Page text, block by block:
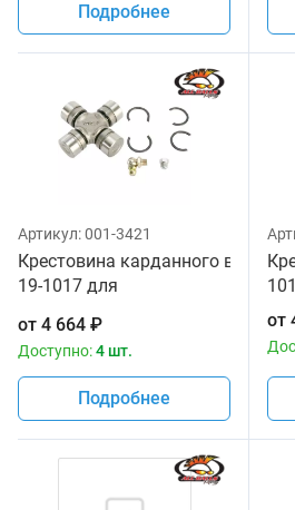
Подробнее
Артикул:001-3421
Крестовина карданного вала All
19-1017 для
от 4 664 ₽
Доступно:4 шт.
Подробнее
от